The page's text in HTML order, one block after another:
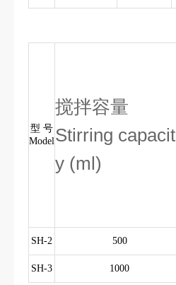
型 号
Model
搅拌容量
Stirring capacit
y (ml)
SH-2 500
SH-3 1000